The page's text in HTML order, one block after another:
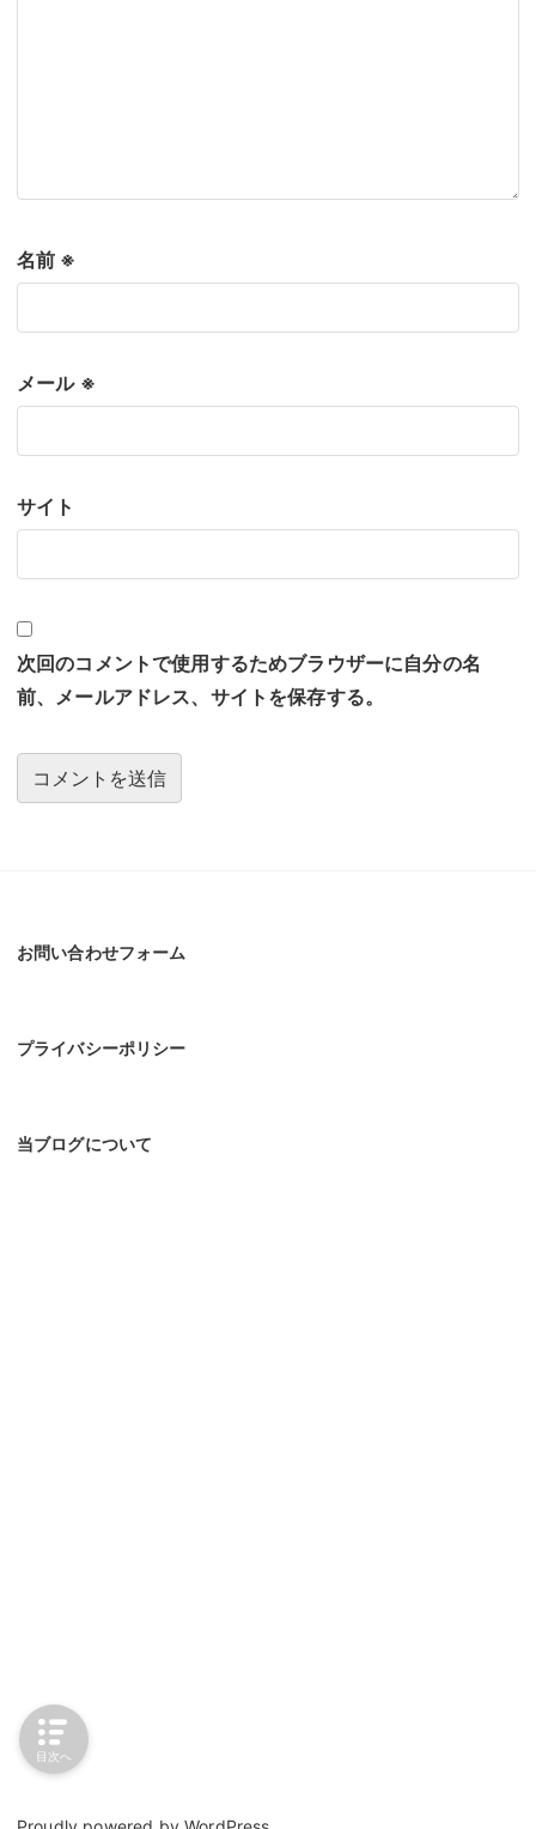
名前 ※
メール ※
サイト
次回のコメントで使用するためブラウザーに自分の名
前、メールアドレス、サイトを保存する。
お問い合わせフォーム
プライバシーポリシー
当ブログについて
目次へ